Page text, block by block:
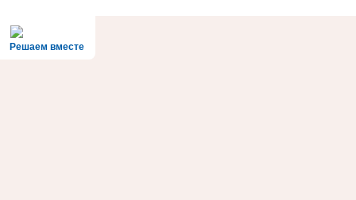
Решаем вместе